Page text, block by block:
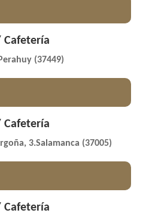
Cafetería
(37449)
Cafetería
3.Salamanca (37005)
Cafetería